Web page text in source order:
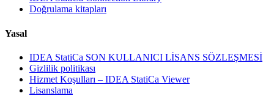
Doğrulama kitapları
Yasal
IDEA StatiCa SON KULLANICI LİSANS SÖZLEŞMESİ
Gizlilik politikası
Hizmet Koşulları – IDEA StatiCa Viewer
Lisanslama